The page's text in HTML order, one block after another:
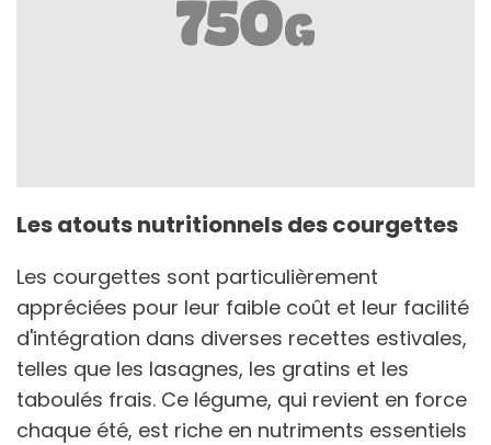
Les atouts nutritionnels des courgettes
Les courgettes sont particulièrement
appréciées pour leur faible coût et leur facilité
d'intégration dans diverses recettes estivales,
telles que les lasagnes, les gratins et les
taboulés frais. Ce légume, qui revient en force
chaque été, est riche en nutriments essentiels